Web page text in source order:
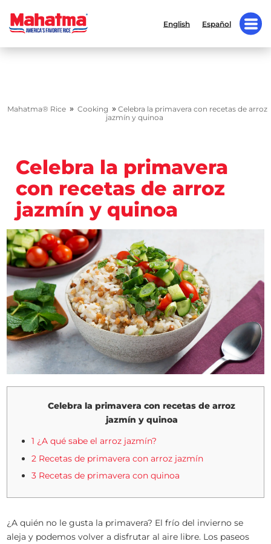
English Español
Mahatma® Rice » Cooking » Celebra la primavera con recetas de arroz
jazmín y quinoa
Celebra la primavera
con recetas de arroz
jazmín y quinoa
Celebra la primavera con recetas de arroz
jazmín y quinoa
1 ¿A qué sabe el arroz jazmín?
2 Recetas de primavera con arroz jazmín
3 Recetas de primavera con quinoa
¿A quién no le gusta la primavera? El frío del invierno se
aleja y podemos volver a disfrutar al aire libre. Los paseos